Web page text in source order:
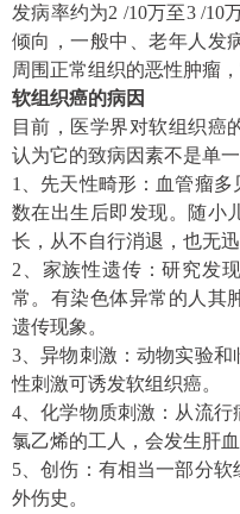
发病率约为2 /10万至3 /10
倾向，一般中、老年人发
周围正常组织的恶性肿瘤
软组织癌的病因
目前，医学界对软组织癌
认为它的致病因素不是单一
1、先天性畸形：血管瘤
数在出生后即发现。随小
长，从不自行消退，也无迅
2、家族性遗传：研究发
常。有染色体异常的人其
遗传现象。
3、异物刺激：动物实验
性刺激可诱发软组织癌。
4、化学物质刺激：从流
氯乙烯的工人，会发生肝血
5、创伤：有相当一部分
外伤史。